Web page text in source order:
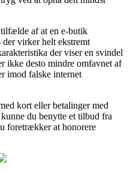
af at en e-butik
der virker helt ekstremt
der viser en svindel
ikke desto mindre omfavnet af
imod falske internet
kort eller betalinger med
du benytte et tilbud fra
foretrækker at honorere